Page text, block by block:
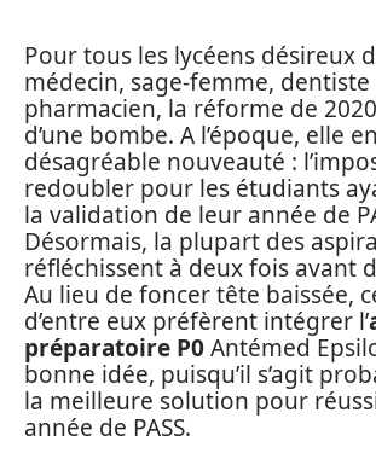
Pour tous les lycéens désireux
médecin, sage-femme, dentiste
pharmacien, la réforme de
d’une bombe. A l’époque, elle
désagréable nouveauté :
redoubler pour les étudiants
la validation de leur année de
Désormais, la plupart des
réfléchissent à deux fois avant
Au lieu de foncer tête baissée,
d’entre eux préfèrent intégrer l’
préparatoire P0Antémed
bonne idée, puisqu’il s’agit
la meilleure solution pour
année de PASS.